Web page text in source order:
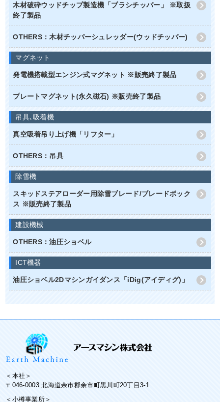
木材破砕ウッドチップ製造機「ブラシチッパー」 ※取扱
終了製品
OTHERS：木材チッパーシュレッダー(ウッドチッパー)
マグネット
発電機搭載型エンジン式マグネット ※販売終了製品
プレートマグネット(永久磁石) ※販売終了製品
吊具､吸着機
真空吸着吊り上げ機「リフター」
OTHERS：吊具
除雪機
スキッドステアローダー用除雪ブレード/ブレードボック
ス ※販売終了製品
建設機械
OTHERS：油圧ショベル
ICT機器
油圧ショベル2Dマシンガイダンス「iDig(アイディグ)」
＜本社＞
〒046-0003 北海道余市郡余市町黒川町20丁目3-1
＜小樽事業所＞